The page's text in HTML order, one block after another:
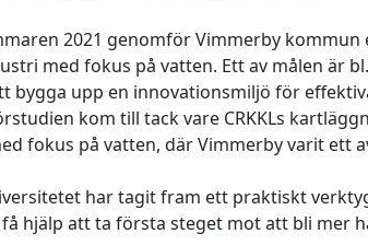
2021 genomför Vimmerby
med fokus på vatten. Ett av målen är
bygga upp en innovationsmiljö för
kom till tack vare CRKKLs
fokus på vatten, där Vimmerby varit ett
har tagit fram ett praktiskt
hjälp att ta första steget mot att bli mer